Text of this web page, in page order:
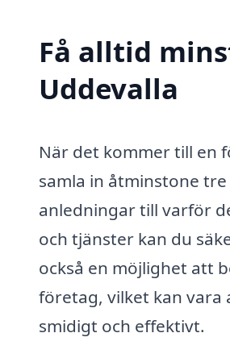
Få alltid
Uddevalla
När det kommer till en
samla in åtminstone
anledningar till varför
och tjänster kan du
också en möjlighet att
företag, vilket kan
smidigt och effektivt.